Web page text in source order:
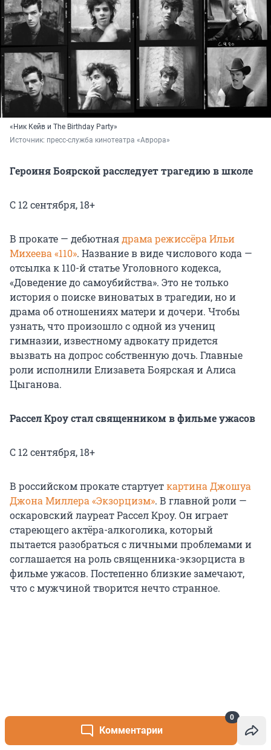
Комментарии
0
«Ник Кейв и The Birthday Party»
Источник: пресс-служба кинотеатра «Аврора»
Героиня Боярской расследует трагедию в школе
С 12 сентября, 18+
В прокате — дебютнаядрама режиссёра Ильи
Михеева «110». Название в виде числового кода —
отсылка к 110-й статье Уголовного кодекса,
«Доведение до самоубийства». Это не только
история о поиске виноватых в трагедии, но и
драма об отношениях матери и дочери. Чтобы
узнать, что произошло с одной из учениц
гимназии, известному адвокату придется
вызвать на допрос собственную дочь. Главные
роли исполнили Елизавета Боярская и Алиса
Цыганова.
Рассел Кроу стал священником в фильме ужасов
С 12 сентября, 18+
В российском прокате стартуеткартина Джошуа
Джона Миллера «Экзорцизм». В главной роли —
оскаровский лауреат Рассел Кроу. Он играет
стареющего актёра-алкоголика, который
пытается разобраться с личными проблемами и
соглашается на роль священника-экзорциста в
фильме ужасов. Постепенно близкие замечают,
что с мужчиной творится нечто странное.